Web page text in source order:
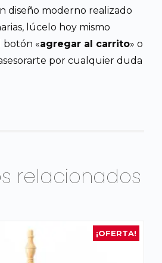
diseño moderno realizado
lúcelo hoy mismo
botón «agregar al carrito» o
por cualquier duda
relacionados
¡OFERTA!